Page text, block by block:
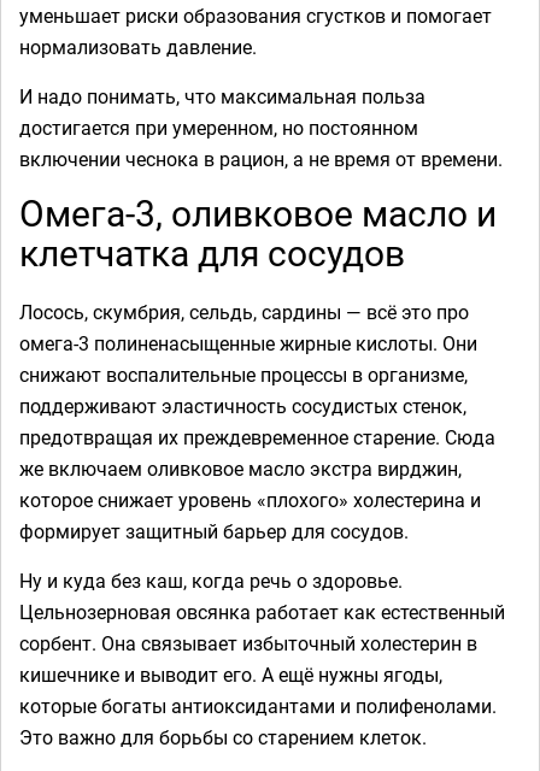
уменьшает риски образования сгустков и помогает
нормализовать давление.
И надо понимать, что максимальная польза
достигается при умеренном, но постоянном
включении чеснока в рацион, а не время от времени.
Омега-3, оливковое масло и
клетчатка для сосудов
Лосось, скумбрия, сельдь, сардины — всё это про
омега-3 полиненасыщенные жирные кислоты. Они
снижают воспалительные процессы в организме,
поддерживают эластичность сосудистых стенок,
предотвращая их преждевременное старение. Сюда
же включаем оливковое масло экстра вирджин,
которое снижает уровень «плохого» холестерина и
формирует защитный барьер для сосудов.
Ну и куда без каш, когда речь о здоровье.
Цельнозерновая овсянка работает как естественный
сорбент. Она связывает избыточный холестерин в
кишечнике и выводит его. А ещё нужны ягоды,
которые богаты антиоксидантами и полифенолами.
Это важно для борьбы со старением клеток.